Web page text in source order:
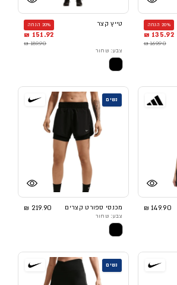
20% הנחה
135.92 ₪
169.90 ₪
טייץ קצר 20% הנחה
151.92 ₪
189.90 ₪
צבע: שחור
149.90 ₪
נשים
מכנסי ספורט קצרים 219.90 ₪
צבע: שחור
נשים